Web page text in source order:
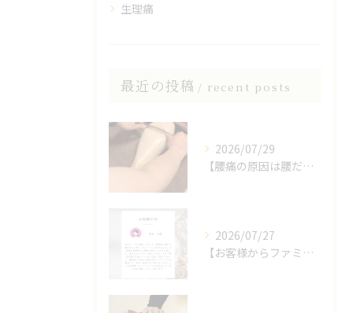
生理痛
最近の投稿 recent posts
2026/07/29
【腰痛の原因は腰だけじゃない？】
2026/07/27
【お客様からファミリア整体院の口コミをいただきました】